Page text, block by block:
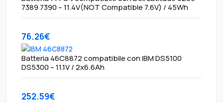
7389 7390 – 11.4V(NOT Compatible 7.6V) / 45Wh
76.26€
Batteria 46C8872 compatibile con IBM DS5100
DS5300 – 11.1V / 2x6.6Ah
252.59€